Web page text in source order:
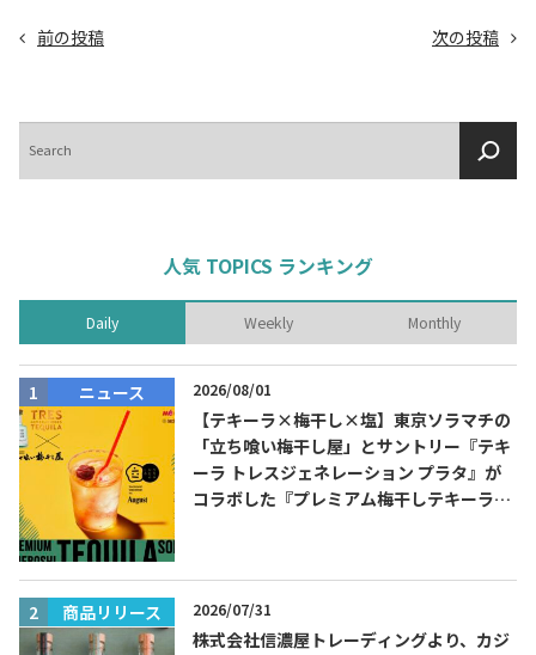
前の投稿 次の投稿
索
人気 TOPICS ランキング
Daily Weekly Monthly
ニュース 2026/08/01
【テキーラ×梅干し×塩】東京ソラマチの
「立ち喰い梅干し屋」とサントリー『テキ
ーラ トレスジェネレーション プラタ』が
コラボした『プレミアム梅干しテキーラソ
商品リリース 2026/07/31
株式会社信濃屋トレーディングより、カジ